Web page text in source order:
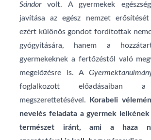
Sándorvolt. A gyermekek
javítása az egész nemzet
ezért különös gondot fordítottak
gyógyítására, hanem a
gyermekeknek a fertőzéstől való
megelőzésre is. A
foglalkozott előadásaiban a
megszerettetésével.
Korabeli
nevelés feladata a gyermek lelkének
természet iránt, ami a haza